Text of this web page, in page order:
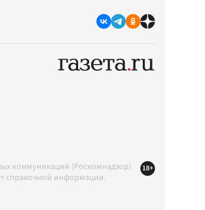
коммуникаций (Роскомнадзор)
справочной информации.
18+